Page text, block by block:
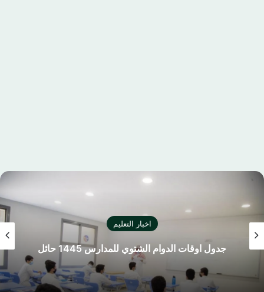
اخبار التعليم
جدول اوقات الدوام الشتوي للمدارس 1445 حائل